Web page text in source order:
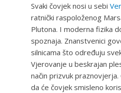
Svaki čovjek nosi u sebi
ratnički raspoloženog
Plutona. I moderna fizika
spoznaja. Znanstvenici
silnicama što određuju
Vjerovanje u beskrajan
način prizvuk
da će čovjek smisleno